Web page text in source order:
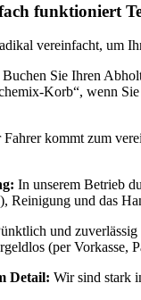
funktioniert
vereinfacht, um
Buchen Sie Ihren
Korb“, wenn
Fahrer kommt zum
In unserem Betrieb
Reinigung und das
und
(per Vorkasse,
Detail: Wir sind stark